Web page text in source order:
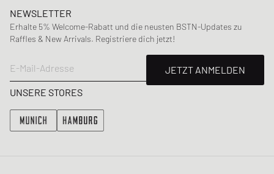
NEWSLETTER
Erhalte 5% Welcome-Rabatt und die neusten BSTN-Updates zu
Raffles & New Arrivals. Registriere dich jetzt!
E-Mail-Adresse
JETZT ANMELDEN
UNSERE STORES